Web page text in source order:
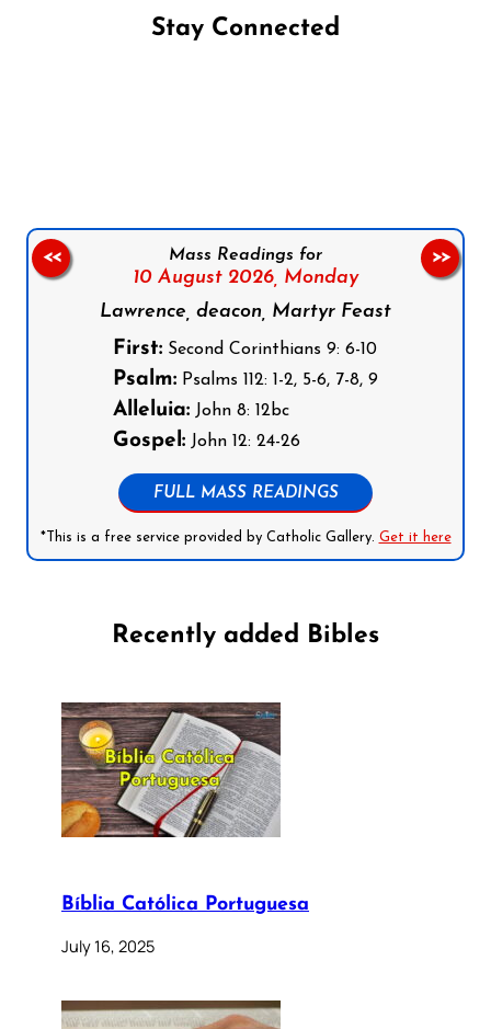
Stay Connected
Mass Readings for
10 August 2026, Monday
Lawrence, deacon, Martyr Feast
First: Second Corinthians 9: 6-10
Psalm: Psalms 112: 1-2, 5-6, 7-8, 9
Alleluia: John 8: 12bc
Gospel: John 12: 24-26
FULL MASS READINGS
*This is a free service provided by Catholic Gallery. Get it here
<< >>
Recently added Bibles
Bíblia Católica Portuguesa
July 16, 2025